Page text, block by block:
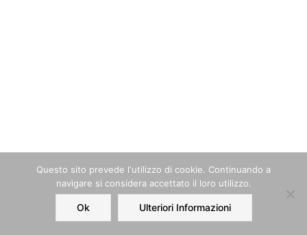
Home Order Account
Questo sito prevede l‘utilizzo di cookie. Continuando a
navigare si considera accettato il loro utilizzo.
Ok Ulteriori Informazioni